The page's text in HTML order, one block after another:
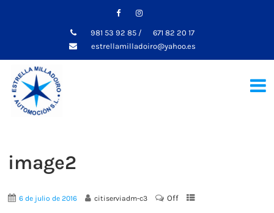
981 53 92 85/
671 82 20 17
estrellamilladoiro@yahoo.es
image2
6 de julio de 2016 citiserviadm-c3 Off